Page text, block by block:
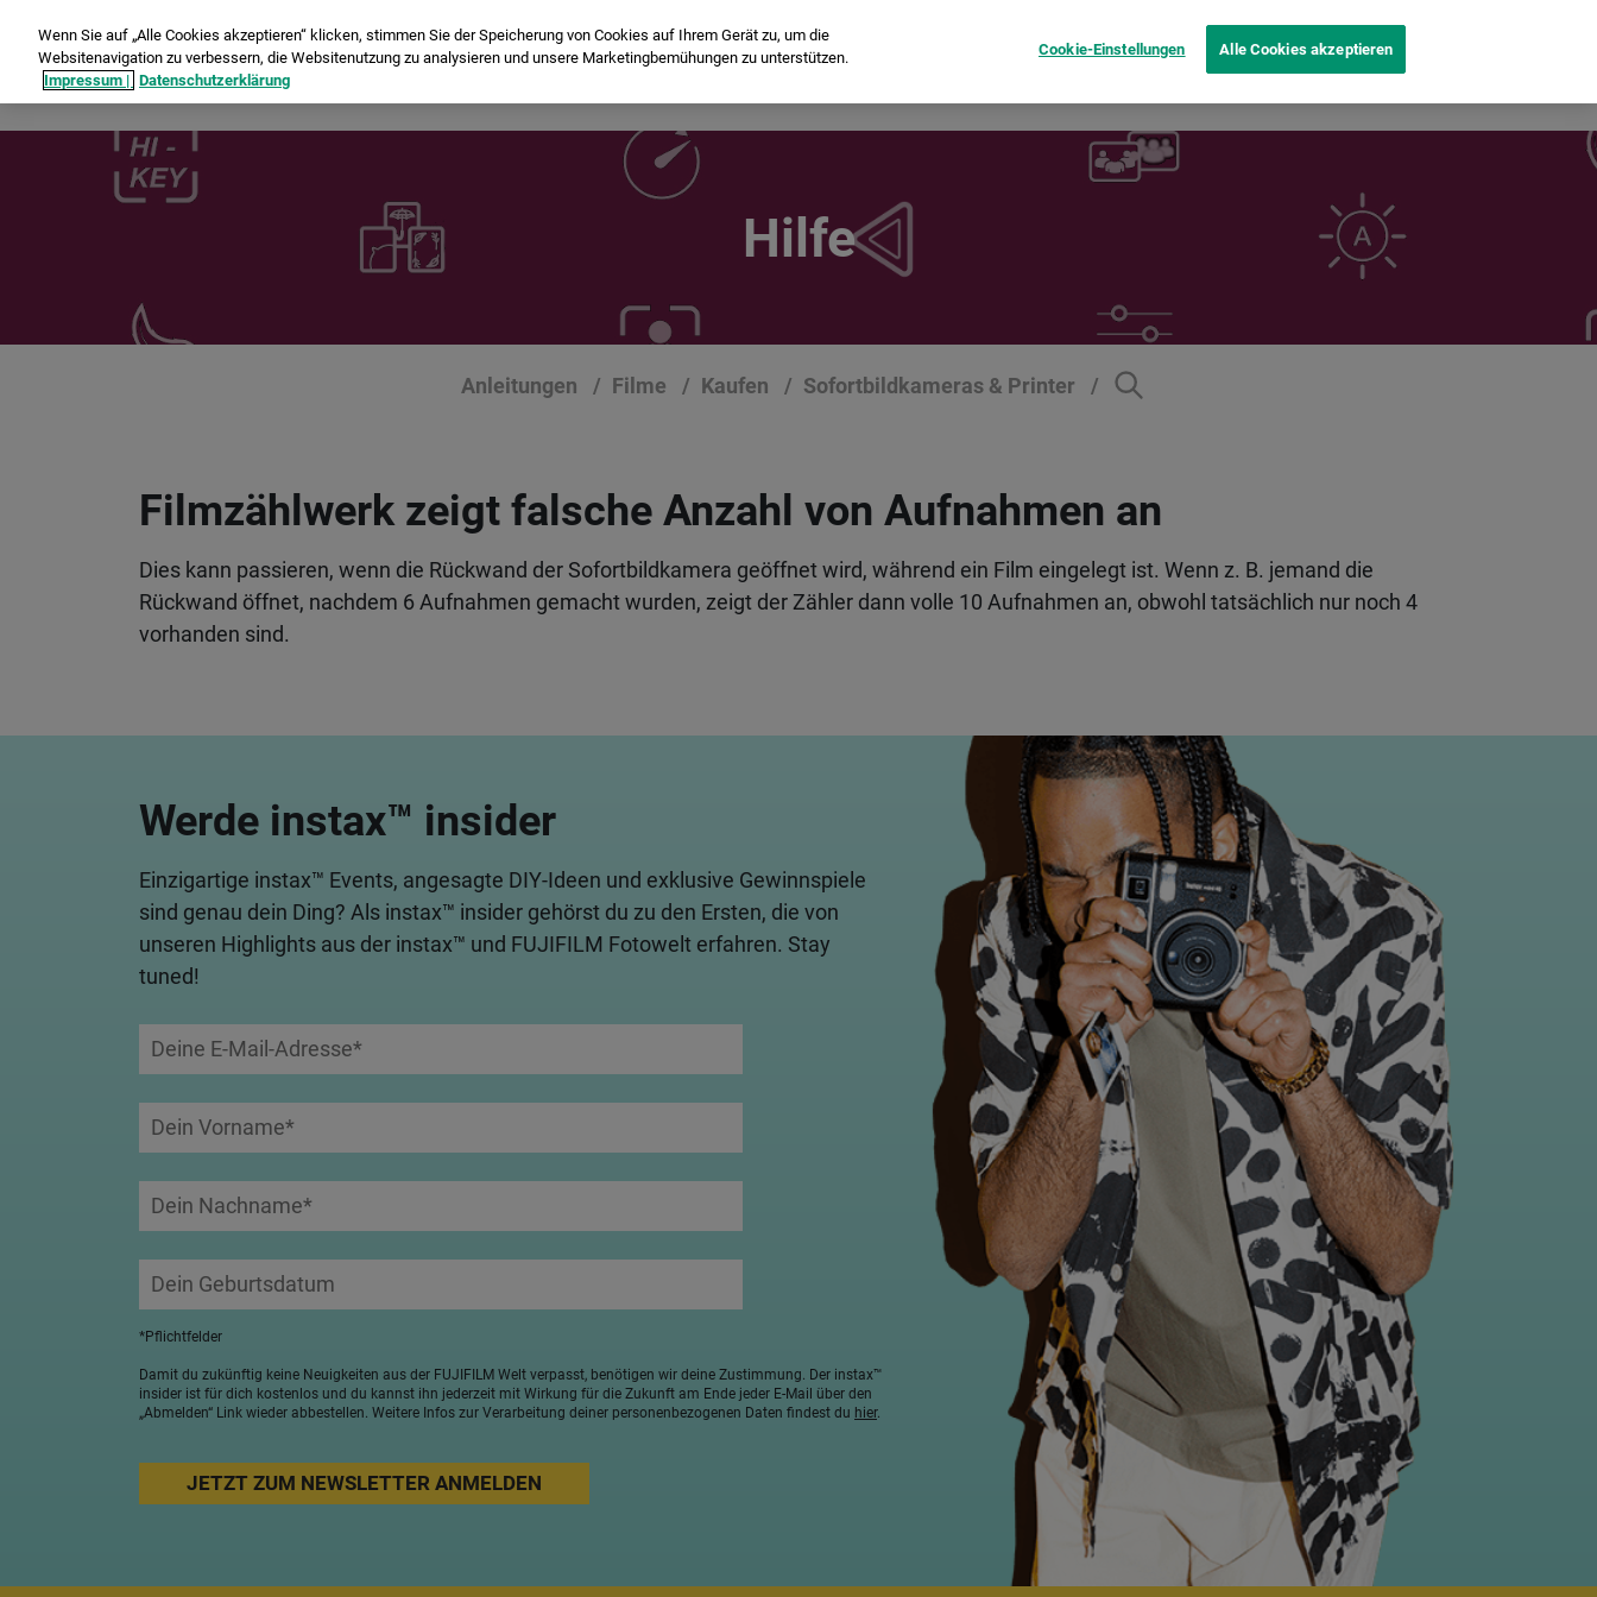
Sofortbildkameras Printer Film Produktvergleich B2B
Hilfe
Anleitungen Filme Kaufen Sofortbildkameras & Printer
Filmzählwerk zeigt falsche Anzahl von Aufnahmen an
Dies kann passieren, wenn die Rückwand der Sofortbildkamera geöffnet wird, während ein Film eingelegt ist. Wenn z. B. jemand die
Rückwand öffnet, nachdem 6 Aufnahmen gemacht wurden, zeigt der Zähler dann volle 10 Aufnahmen an, obwohl tatsächlich nur noch 4
vorhanden sind.
Werde instax™ insider
Einzigartige instax™ Events, angesagte DIY-Ideen und exklusive Gewinnspiele
sind genau dein Ding? Als instax™ insider gehörst du zu den Ersten, die von
unseren Highlights aus der instax™ und FUJIFILM Fotowelt erfahren. Stay
tuned!
*Pflichtfelder
Damit du zukünftig keine Neuigkeiten aus der FUJIFILM Welt verpasst, benötigen wir deine Zustimmung. Der instax™
insider ist für dich kostenlos und du kannst ihn jederzeit mit Wirkung für die Zukunft am Ende jeder E-Mail über den
„Abmelden“ Link wieder abbestellen. Weitere Infos zur Verarbeitung deiner personenbezogenen Daten findest du hier.
Wenn Sie auf „Alle Cookies akzeptieren“ klicken, stimmen Sie der Speicherung von Cookies auf Ihrem Gerät zu, um die
Websitenavigation zu verbessern, die Websitenutzung zu analysieren und unsere Marketingbemühungen zu unterstützen.
Impressum | Datenschutzerklärung
Cookie-Einstellungen Alle Cookies akzeptieren